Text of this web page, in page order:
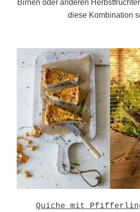
Birnen oder anderen
diese Kombination
Quiche mit